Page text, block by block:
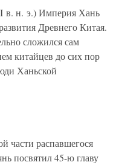
в. н. э.) Империя Хань
Древнего Китая.
сложился сам
китайцев до сих пор
Ханьской
части распавшегося
посвятил 45-ю главу